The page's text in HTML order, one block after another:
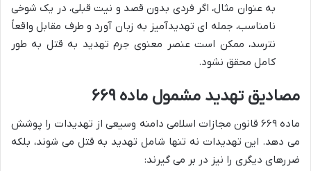
به عنوان مثال، اگر فردی بدون قصد و نیت قبلی، در یک شوخی
نامناسب، جمله ای تهدیدآمیز به زبان آورد و طرف مقابل واقعاً
نترسد، ممکن است عنصر معنوی جرم تهدید به قتل به طور
کامل محقق نشود.
مصادیق تهدید مشمول ماده ۶۶۹
ماده ۶۶۹ قانون مجازات اسلامی دامنه وسیعی از تهدیدات را پوشش
می دهد. این تهدیدات نه تنها شامل تهدید به قتل می شوند، بلکه
ضررهای دیگری را نیز در بر می گیرند: